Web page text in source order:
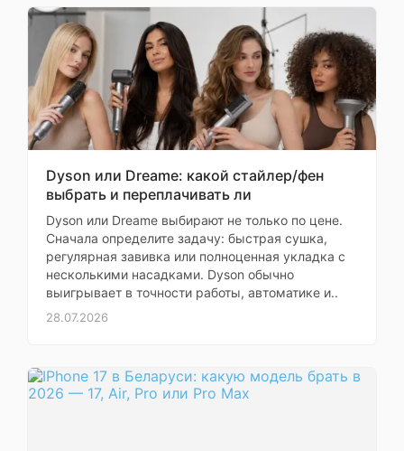
Vector и Rally
(измерители
мощности),
▸Совместимость із
Varia Vision,
▸Совместимость с
радаром Varia,
▸Совместимость с
фарами Varia,
▸Поддержка датчика
сорости и кадэнса (с
датчиком),
▸Совместимость с
измерителем
мощности
▸Характеристики
плавания в открытой
скорость,
эффективность
Dyson или Dreame: какой стайлер/фен
выбрать и переплачивать ли
Dyson или Dreame выбирают не только по цене.
Сначала определите задачу: быстрая сушка,
регулярная завивка или полноценная укладка с
несколькими насадками. Dyson обычно
выигрывает в точности работы, автоматике и..
28.07.2026